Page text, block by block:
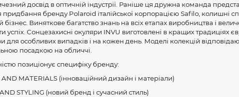
досвід в оптичній індустрії. Раніше ця дружна команда
придбання бренду Polaroid італійської корпорацією Safilo, колишні
бізнес. Виняткове багатство знань на всіх етапах виробництва і
успіх. Сонцезахисні окуляри INVU виготовлені в кращих традиціях
особливих випадків і на кожен день. Моделі колекцій
посадкою на обличчі.
позиціонує специфіку бренду:
MATERIALS (інноваційний дизайн і матеріали)
STYLING (новий бренд і сучасний стиль)